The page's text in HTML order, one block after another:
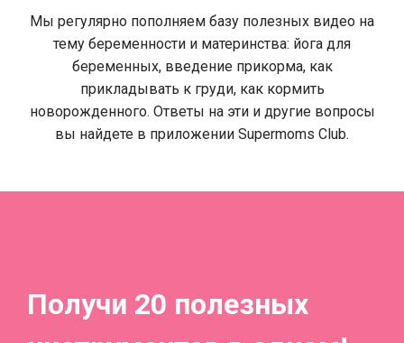
Мы регулярно пополняем базу полезных видео на
тему беременности и материнства: йога для
беременных, введение прикорма, как
прикладывать к груди, как кормить
новорожденного. Ответы на эти и другие вопросы
вы найдете в приложении Supermoms Club.
Получи 20 полезных